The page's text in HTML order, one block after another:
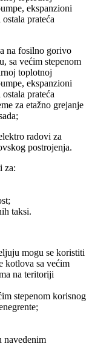
ekspanzioni
prateća
na fosilno gorivo
sa većim stepenom
toplotnoj
ekspanzioni
prateća
za etažno grejanje
radovi za
postrojenja.
za:
taksi.
mogu se koristiti
kotlova sa većim
na teritoriji
stepenom korisnog
navedenim